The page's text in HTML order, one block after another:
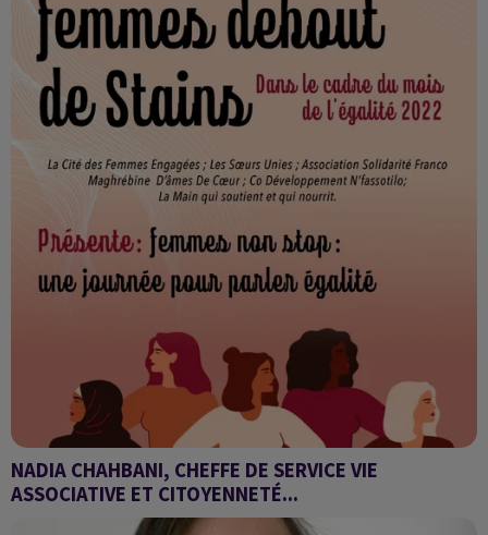
NADIA CHAHBANI, CHEFFE DE SERVICE VIE
ASSOCIATIVE ET CITOYENNETÉ...